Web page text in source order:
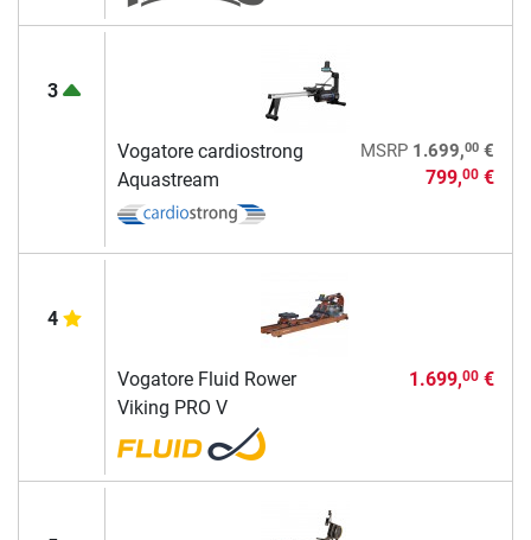
3
Vogatore cardiostrong
Aquastream
MSRP 1.699,00€
799,00€
4
Vogatore Fluid Rower
Viking PRO V
1.699,00€